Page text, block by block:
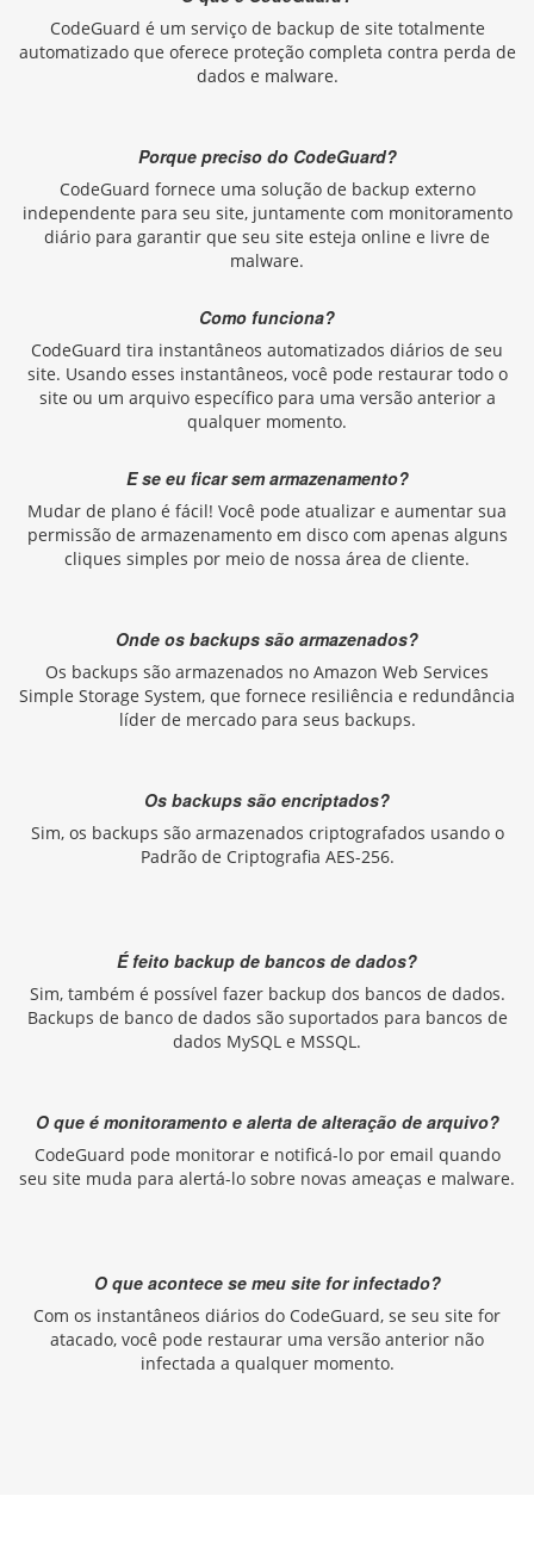
CodeGuard é um serviço de backup de site totalmente
automatizado que oferece proteção completa contra perda de
dados e malware.
Porque preciso do CodeGuard?
CodeGuard fornece uma solução de backup externo
independente para seu site, juntamente com monitoramento
diário para garantir que seu site esteja online e livre de
malware.
Como funciona?
CodeGuard tira instantâneos automatizados diários de seu
site. Usando esses instantâneos, você pode restaurar todo o
site ou um arquivo específico para uma versão anterior a
qualquer momento.
E se eu ficar sem armazenamento?
Mudar de plano é fácil! Você pode atualizar e aumentar sua
permissão de armazenamento em disco com apenas alguns
cliques simples por meio de nossa área de cliente.
Onde os backups são armazenados?
Os backups são armazenados no Amazon Web Services
Simple Storage System, que fornece resiliência e redundância
líder de mercado para seus backups.
Os backups são encriptados?
Sim, os backups são armazenados criptografados usando o
Padrão de Criptografia AES-256.
É feito backup de bancos de dados?
Sim, também é possível fazer backup dos bancos de dados.
Backups de banco de dados são suportados para bancos de
dados MySQL e MSSQL.
O que é monitoramento e alerta de alteração de arquivo?
CodeGuard pode monitorar e notificá-lo por email quando
seu site muda para alertá-lo sobre novas ameaças e malware.
O que acontece se meu site for infectado?
Com os instantâneos diários do CodeGuard, se seu site for
atacado, você pode restaurar uma versão anterior não
infectada a qualquer momento.